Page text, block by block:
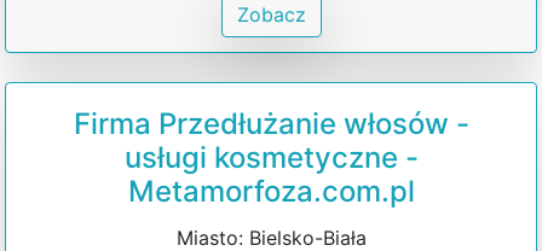
Zobacz
Firma Przedłużanie włosów -
usługi kosmetyczne -
Metamorfoza.com.pl
Miasto: Bielsko-Biała